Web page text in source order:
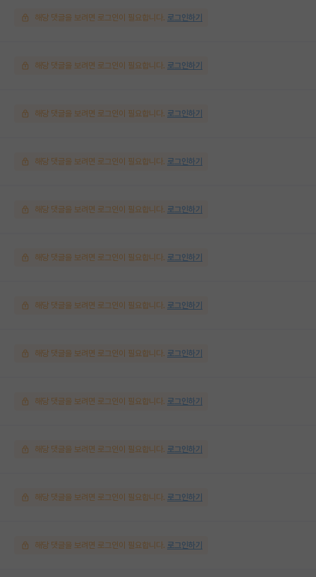
해당 댓글을 보려면 로그인이 필요합니다. 로그인하기
해당 댓글을 보려면 로그인이 필요합니다. 로그인하기
해당 댓글을 보려면 로그인이 필요합니다. 로그인하기
해당 댓글을 보려면 로그인이 필요합니다. 로그인하기
해당 댓글을 보려면 로그인이 필요합니다. 로그인하기
해당 댓글을 보려면 로그인이 필요합니다. 로그인하기
해당 댓글을 보려면 로그인이 필요합니다. 로그인하기
해당 댓글을 보려면 로그인이 필요합니다. 로그인하기
해당 댓글을 보려면 로그인이 필요합니다. 로그인하기
해당 댓글을 보려면 로그인이 필요합니다. 로그인하기
해당 댓글을 보려면 로그인이 필요합니다. 로그인하기
해당 댓글을 보려면 로그인이 필요합니다. 로그인하기